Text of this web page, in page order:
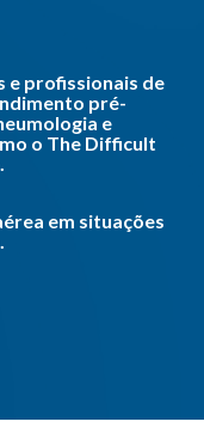
e profissionais de
pré-
e
o The Difficult
em situações